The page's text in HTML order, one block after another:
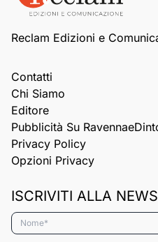
Reclam Edizioni e
Contatti
Chi Siamo
Editore
Pubblicità Su
Privacy Policy
Opzioni Privacy
ISCRIVITI ALLA
Nome*